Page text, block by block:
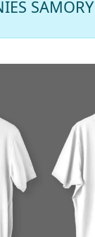
SAMORY